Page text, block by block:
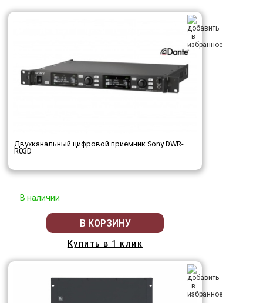
Двухканальный цифровой приемник Sony DWR-
R03D
В наличии
В КОРЗИНУ
Купить в 1 клик